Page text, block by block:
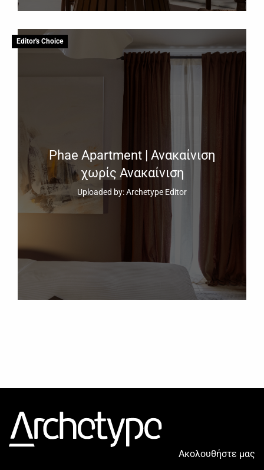
Editor's Choice
Phae Apartment | Ανακαίνιση
χωρίς Ανακαίνιση
Uploaded by: Archetype Editor
Ακολουθήστε μας